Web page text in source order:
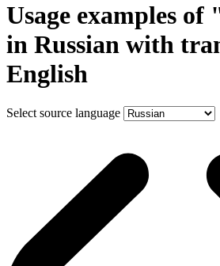
Usage examples of
in Russian with
English
Select source language